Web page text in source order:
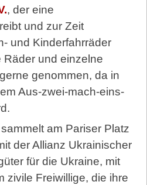
, der eine
und zur Zeit
und Kinderfahrräder
und einzelne
genommen, da in
Aus-zwei-mach-eins-
am Pariser Platz
der Allianz Ukrainischer
für die Ukraine, mit
zivile Freiwillige, die ihre